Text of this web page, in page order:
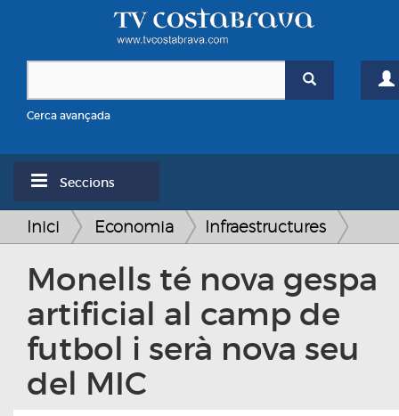
Cerca avançada
Seccions
Inici Economia Infraestructures
Monells té nova gespa
artificial al camp de
futbol i serà nova seu
del MIC